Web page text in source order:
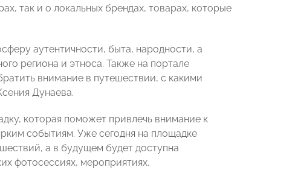
так и о локальных брендах, товарах, которые
аутентичности, быта, народности, а
региона и этноса. Также на портале
внимание в путешествии, с какими
Дунаева.
которая поможет привлечь внимание к
событиям. Уже сегодня на площадке
а в будущем будет доступна
фотосессиях, мероприятиях.